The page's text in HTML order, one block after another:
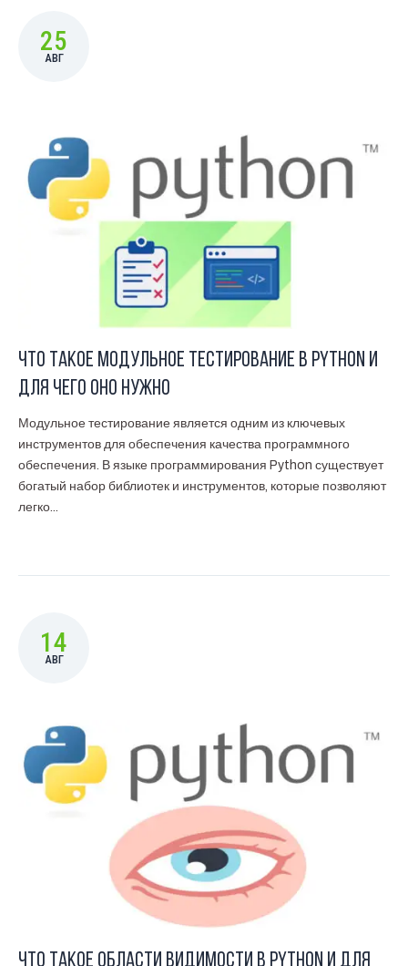
25
АВГ
Что такое модульное тестирование в Python и
для чего оно нужно
Модульное тестирование является одним из ключевых
инструментов для обеспечения качества программного
обеспечения. В языке программирования Python существует
богатый набор библиотек и инструментов, которые позволяют
легко...
14
АВГ
Что такое области видимости в Python и для